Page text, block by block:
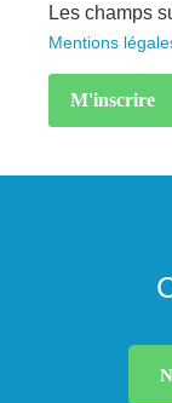
Les champs
Mentions